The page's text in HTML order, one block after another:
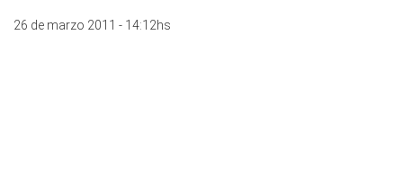
26 de marzo 2011 - 14:12hs